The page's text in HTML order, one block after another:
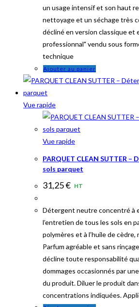
un usage intensif et son haut
nettoyage et un séchage très
décliné en version classique et
professionnal" vendu sous
technique
Ajouter au panier
Vue rapide
Vue rapide
PARQUET CLEAN SUTTER
sols parquet
31,25€ HT
Détergent neutre concentré à
l’entretien de tous les sols en
polymères et à l’huile de
Parfum agréable et sans
décline toute responsabilité
dommages occasionnés par
du produit. Diluer le produit
concentrations indiquées.